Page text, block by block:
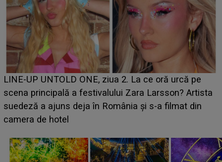
Ce a dezvăluit noua concurentă din "Casa Iubirii" l-
luat prin surprindere pe Emanuel. CINE ESTE
BĂIATUL VIZAT de Alexandra?! Aflându-se în fața
faptului împlinit, A RECUNOSCUT IMEDIAT: "Am